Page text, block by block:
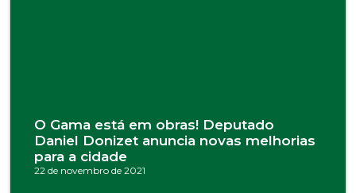
O Gama está em obras! Deputado
Daniel Donizet anuncia novas melhorias
para a cidade
22 de novembro de 2021